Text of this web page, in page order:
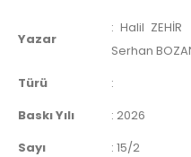
Yazar
: Halil ZEHİR
Serhan
Türü
:
Baskı Yılı
: 2026
Sayı
: 15/2